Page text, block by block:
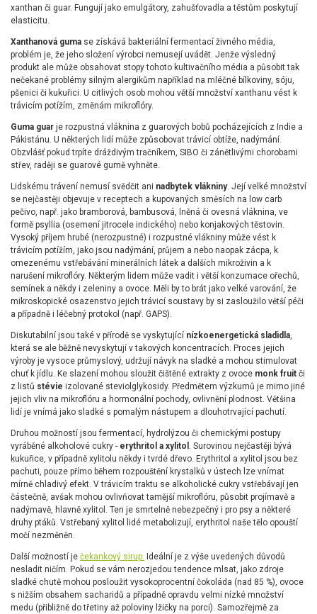
xanthan či guar. Fungují jako emulgátory, zahušťovadla a těstům poskytují
elasticitu.
Xanthanová guma se získává bakteriální fermentací živného média,
problém je, že jeho složení výrobci nemusejí uvádět. Jenže výsledný
produkt ale může obsahovat stopy tohoto kultivačního média a působit tak
nečekané problémy silným alergikům například na mléčné bílkoviny, sóju,
pšenici či kukuřici. U citlivých osob mohou větší množství xanthanu vést k
trávicím potížím, změnám mikroflóry.
Guma guar je rozpustná vláknina z guarových bobů pocházejících z Indie a
Pákistánu. U některých lidí může způsobovat trávicí obtíže, nadýmání.
Obzvlášť pokud trpíte dráždivým tračníkem, SIBO či zánětlivými chorobami
střev, raději se guarové gumě vyhněte.
Lidskému trávení nemusí svědčit ani nadbytek vlákniny. Její velké množství
se nejčastěji objevuje v receptech a kupovaných směsích na low carb
pečivo, např. jako bramborová, bambusová, lněná či ovesná vláknina, ve
formě psyllia (osemení jitrocele indického) nebo konjakových těstovin.
Vysoký příjem hrubé (nerozpustné) i rozpustné vlákniny může vést k
trávicím potížím, jako jsou nadýmání, průjem a nebo naopak zácpa, k
omezenému vstřebávání minerálních látek a dalších mikroživin a k
narušení mikroflóry. Některým lidem může vadit i větší konzumace ořechů,
semínek a někdy i zeleniny a ovoce. Měli by to brát jako velké varování, že
mikroskopické osazenstvo jejich trávicí soustavy by si zasloužilo větší péči
a případně i léčebný protokol (např. GAPS).
Diskutabilní jsou také v přírodě se vyskytující nízkoenergetická sladidla
která se ale běžně nevyskytují v takových koncentracích. Proces jejich
výroby je vysoce průmyslový, udržují návyk na sladké a mohou stimulovat
chuť k jídlu. Ke slazení mohou sloužit čištěné extrakty z ovoce monk fruit či
z listů stévie izolované steviolglykosidy. Předmětem výzkumů je mimo jiné
jejich vliv na mikroflóru a hormonální pochody, ovlivnění plodnost. Většina
lidí je vnímá jako sladké s pomalým nástupem a dlouhotrvající pachutí.
Druhou možností jsou fermentací, hydrolýzou či chemickými postupy
vyráběné alkoholové cukry - erythritol a xylitol
. Surovinou nejčastěji bývá
kukuřice, v případně xylitolu někdy i tvrdé dřevo. Erythritol a xylitol jsou bez
pachuti, pouze přímo během rozpouštění krystalků v ústech lze vnímat
mírně chladivý efekt. V trávicím traktu se alkoholické cukry vstřebávají jen
částečně, avšak mohou ovlivňovat tamější mikroflóru, působit projímavě a
nadýmavě, hlavně xylitol. Ten je smrtelně nebezpečný i pro psy a některé
druhy ptáků. Vstřebaný xylitol lidé metabolizují, erythritol naše tělo opouští
močí nezměněn.
Další možností je čekankový sirup. Ideální je z výše uvedených důvodů
nesladit ničím. Pokud se vám nerozjedou tendence mlsat, jako zdroje
sladké chutě mohou posloužit vysokoprocentní čokoláda (nad 85 %), ovoce
s nižším obsahem sacharidů a případně opravdu velmi nízké množství
medu (přibližně do třetiny až poloviny lžičky na porci). Samozřejmě za